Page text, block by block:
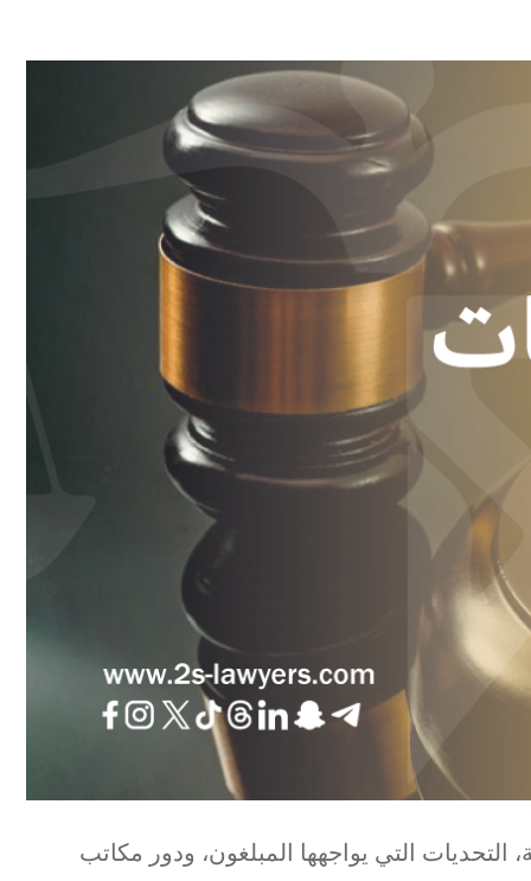
التي يواجهها المبلغون، ودور مكاتب